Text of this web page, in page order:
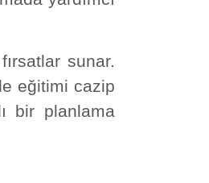
sunar.
eğitimi cazip
bir planlama